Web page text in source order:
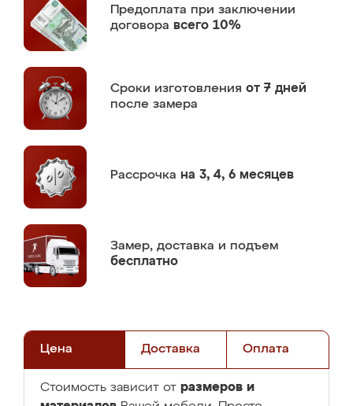
Предоплата при заключении
договора всего 10%
Сроки изготовления от 7 дней
после замера
Рассрочка на 3, 4, 6 месяцев
Замер, доставка и подъем
бесплатно
Цена Доставка Оплата
Стоимость зависит от размеров и